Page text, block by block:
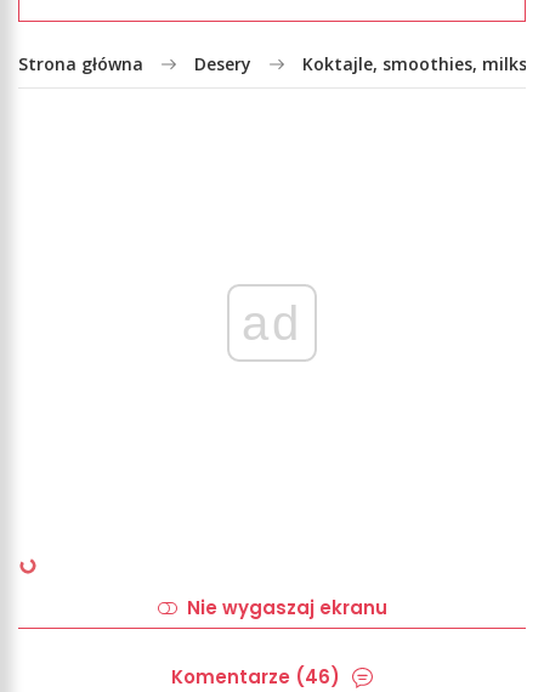
Strona główna Desery Koktajle, smoothies,
ad
Nie wygaszaj ekranu
Komentarze (46)